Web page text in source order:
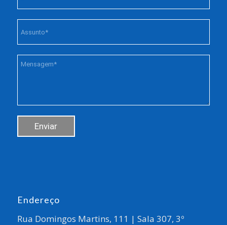
Endereço
Rua Domingos Martins, 111 | Sala 307, 3º